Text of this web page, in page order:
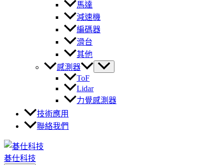
馬達
減速機
編碼器
滑台
其他
感測器
ToF
Lidar
力覺感測器
技術應用
聯絡我們
碁仕科技